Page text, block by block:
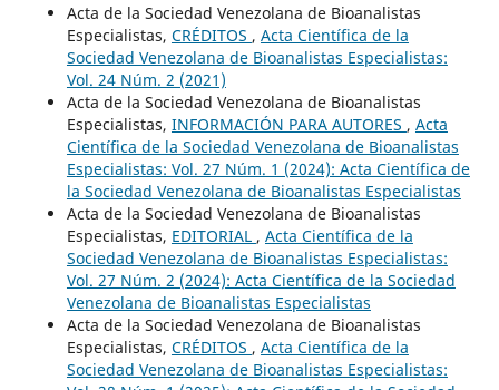
Acta de la Sociedad Venezolana de Bioanalistas
Especialistas, CRÉDITOS , Acta Científica de la
Sociedad Venezolana de Bioanalistas Especialistas:
Vol. 24 Núm. 2 (2021)
Acta de la Sociedad Venezolana de Bioanalistas
Especialistas, INFORMACIÓN PARA AUTORES , Acta
Científica de la Sociedad Venezolana de Bioanalistas
Especialistas: Vol. 27 Núm. 1 (2024): Acta Científica de
la Sociedad Venezolana de Bioanalistas Especialistas
Acta de la Sociedad Venezolana de Bioanalistas
Especialistas, EDITORIAL , Acta Científica de la
Sociedad Venezolana de Bioanalistas Especialistas:
Vol. 27 Núm. 2 (2024): Acta Científica de la Sociedad
Venezolana de Bioanalistas Especialistas
Acta de la Sociedad Venezolana de Bioanalistas
Especialistas, CRÉDITOS , Acta Científica de la
Sociedad Venezolana de Bioanalistas Especialistas: